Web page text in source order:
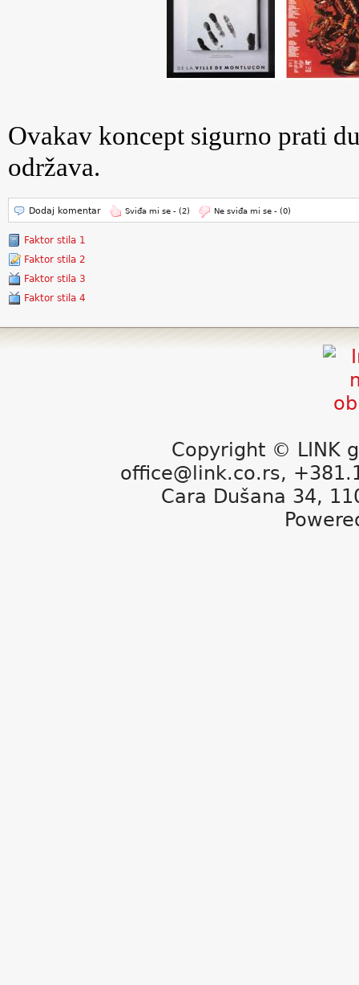
Ovakav koncept sigurno prati
održava.
Dodaj komentar Sviđa mi se - (2) Ne sviđa mi se - (0)
Faktor stila 1
Faktor stila 2
Faktor stila 3
Faktor stila 4
Copyright © LINK
office@link.co.rs,
Cara Dušana 34,